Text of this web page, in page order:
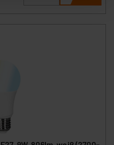
für die
der einzelnen
ist durch Klick auf
abrufbar. Sie
notwendiger Cookies
teilweise zustimmen. Ihre
Abrufung und